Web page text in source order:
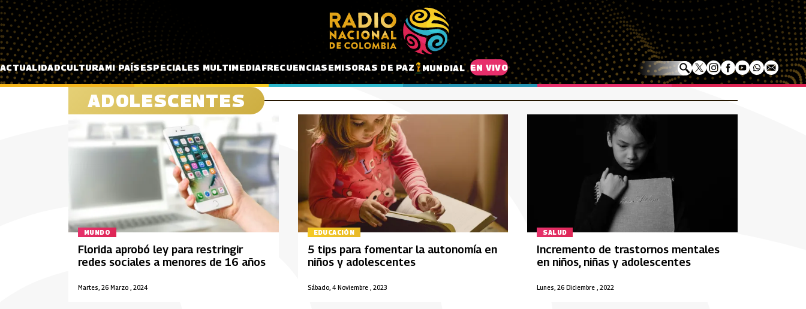
Pasar al contenido principal
ACTUALIDADCULTURAMI PAÍSESPECIALES MULTIMEDIAFRECUENCIASEMISORAS DE PAZ MUNDIAL EN VIVO
ADOLESCENTES
MUNDO
Martes, 26 Marzo , 2024
Florida aprobó ley para restringir
redes sociales a menores de 16 años
EDUCACIÓN
Sábado, 4 Noviembre , 2023
5 tips para fomentar la autonomía en
niños y adolescentes
SALUD
Lunes, 26 Diciembre , 2022
Incremento de trastornos mentales
en niños, niñas y adolescentes